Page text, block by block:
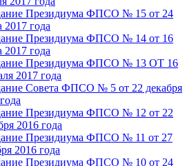
Президиума ФПСО № 15 от 24
2017 года
Президиума ФПСО № 14 от 16
2017 года
Президиума ФПСО № 13 ОТ 16
2017 года
Совета ФПСО № 5 от 22 декабря
Президиума ФПСО № 12 от 22
2016 года
Президиума ФПСО № 11 от 27
2016 года
Президиума ФПСО № 10 от 24